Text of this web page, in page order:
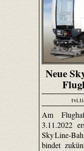
Neue
Am
3.11.2022
Sky Line-
bindet